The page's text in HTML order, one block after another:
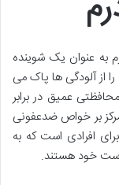
عنوان یک شوینده
از آلودگی ها پاک می
محافظتی عمیق در برابر
بر خواص ضدعفونی
افرادی است که به
خود هستند.